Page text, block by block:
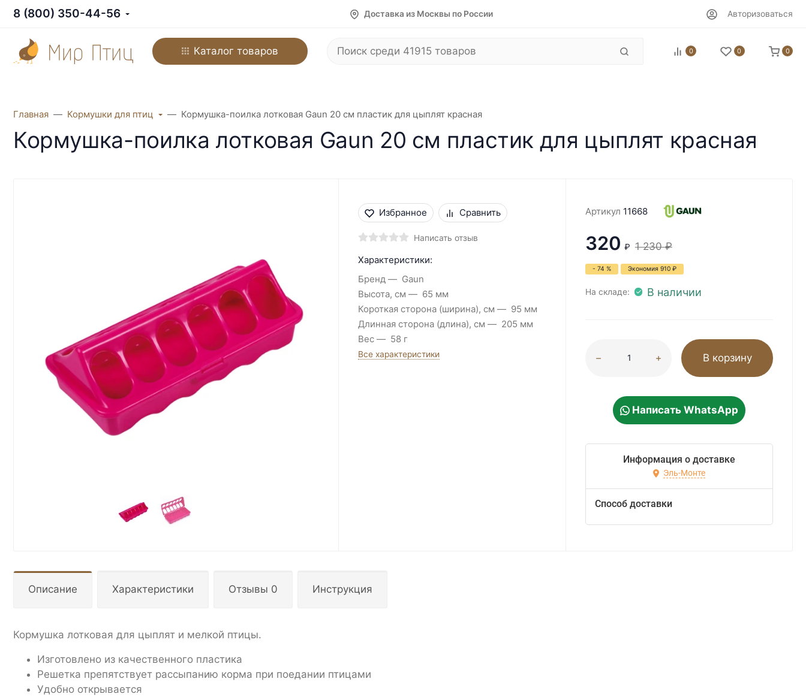
8 (800) 350-44-56 Доставка из Москвы по России Авторизоваться
Каталог товаров 0 0 0
Главная Кормушки для птиц Кормушка-поилка лотковая Gaun 20 см пластик для цыплят красная
Кормушка-поилка лотковая Gaun 20 см пластик для цыплят красная
Избранное Сравнить
Написать отзыв
Характеристики:
Бренд
Gaun
Высота, см
65 мм
Короткая сторона (ширина), см
95 мм
Длинная сторона (длина), см
205 мм
Вес
58 г
Все характеристики
Артикул 11668
320 ₽ 1 230 ₽
- 74 % Экономия 910 ₽
На складе: В наличии
В корзину
Написать WhatsApp
Информация о доставке
Эль-Монте
Способ доставки
Описание Характеристики Отзывы 0 Инструкция
Кормушка лотковая для цыплят и мелкой птицы.
Изготовлено из качественного пластика
Решетка препятствует рассыпанию корма при поедании птицами
Удобно открывается